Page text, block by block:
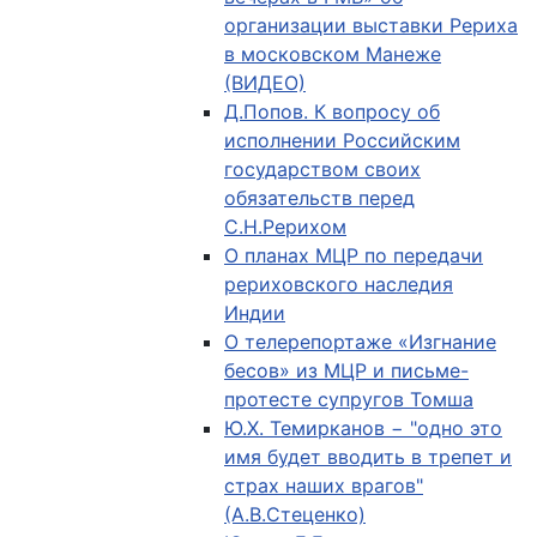
организации выставки Рериха
в московском Манеже
(ВИДЕО)
Д.Попов. К вопросу об
исполнении Российским
государством своих
обязательств перед
С.Н.Рерихом
О планах МЦР по передачи
рериховского наследия
Индии
О телерепортаже «Изгнание
бесов» из МЦР и письме-
протесте супругов Томша
Ю.Х. Темирканов − "одно это
имя будет вводить в трепет и
страх наших врагов"
(А.В.Стеценко)